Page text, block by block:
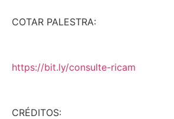
COTAR PALESTRA:
https://bit.ly/consulte-ricam
CRÉDITOS: